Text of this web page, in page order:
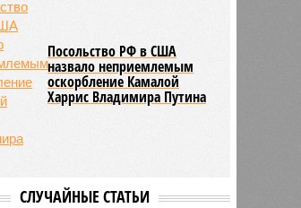
Посольство РФ в США
назвало неприемлемым
оскорбление Камалой
Харрис Владимира Путина
СЛУЧАЙНЫЕ СТАТЬИ